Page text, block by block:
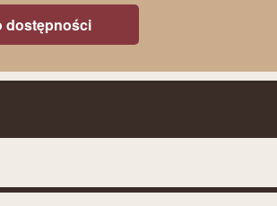
dostępności